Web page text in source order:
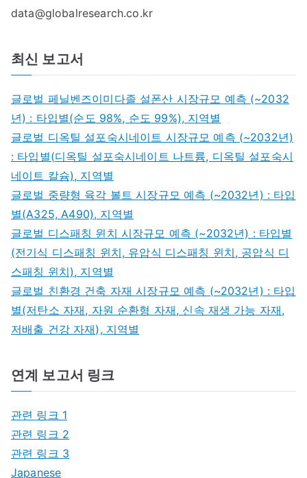
data@globalresearch.co.kr
최신 보고서
글로벌 페닐벤즈이미다졸 설폰산 시장규모 예측 (~2032
년) : 타입별(순도 98%, 순도 99%), 지역별
글로벌 디옥틸 설포숙시네이트 시장규모 예측 (~2032년)
: 타입별(디옥틸 설포숙시네이트 나트륨, 디옥틸 설포숙시
네이트 칼슘), 지역별
글로벌 중량형 육각 볼트 시장규모 예측 (~2032년) : 타입
별(A325, A490), 지역별
글로벌 디스패칭 윈치 시장규모 예측 (~2032년) : 타입별
(전기식 디스패칭 윈치, 유압식 디스패칭 윈치, 공압식 디
스패칭 윈치), 지역별
글로벌 친환경 건축 자재 시장규모 예측 (~2032년) : 타입
별(저탄소 자재, 자원 순환형 자재, 신속 재생 가능 자재,
저배출 건강 자재), 지역별
연계 보고서 링크
관련 링크 1
관련 링크 2
관련 링크 3
Japanese